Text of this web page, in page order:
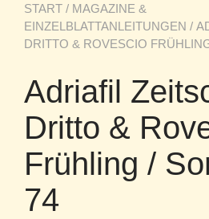
START / MAGAZINE &
EINZELBLATTANLEITUNGEN /
DRITTO & ROVESCIO
Adriafil
Dritto &
Frühling /
74